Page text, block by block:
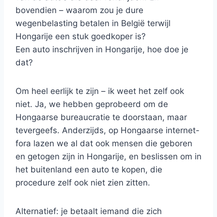
bovendien – waarom zou je dure
wegenbelasting betalen in België terwijl
Hongarije een stuk goedkoper is?
Een auto inschrijven in Hongarije, hoe doe je
dat?
Om heel eerlijk te zijn – ik weet het zelf ook
niet. Ja, we hebben geprobeerd om de
Hongaarse bureaucratie te doorstaan, maar
tevergeefs. Anderzijds, op Hongaarse internet-
fora lazen we al dat ook mensen die geboren
en getogen zijn in Hongarije, en beslissen om in
het buitenland een auto te kopen, die
procedure zelf ook niet zien zitten.
Alternatief: je betaalt iemand die zich